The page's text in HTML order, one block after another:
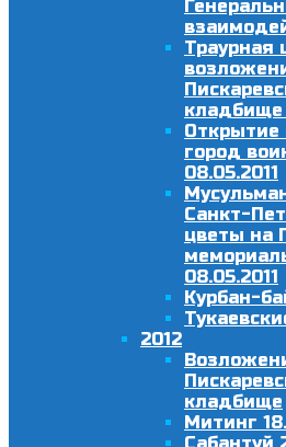
Траурная
кладбище
Открытие
город
08.05.2011
Санкт-
цветы на
08.05.2011
Курбан-
2012
кладбище
Митинг